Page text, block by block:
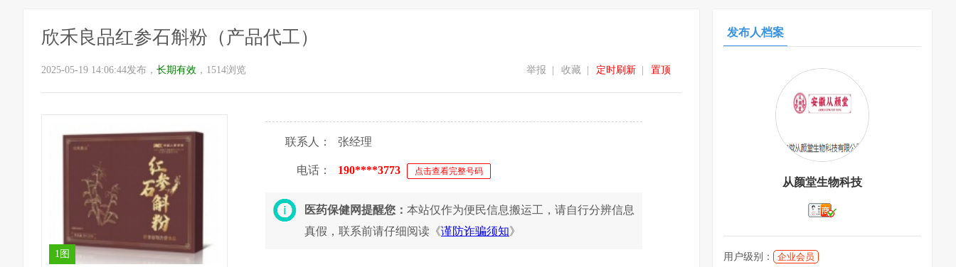
欣禾良品红参石斛粉（产品代工）
2025-05-19 14:06:44发布， 长期有效 ，1514浏览 置顶
定时刷新
收藏
举报
1图
联系人： 张经理
电话： 190****3773 点击查看完整号码
医药保健网提醒您： 本站仅作为便民信息搬运工，请自行分辨信息
真假，联系前请仔细阅读《谨防诈骗须知》
发布人档案
从颜堂生物科技
用户级别：
企业会员